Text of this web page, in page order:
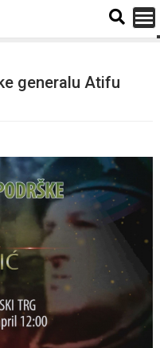
generalu Atifu